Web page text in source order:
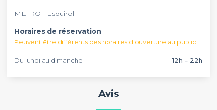
METRO - Esquirol
Horaires de réservation
Peuvent être différents des horaires d'ouverture au public
Du lundi au dimanche 12h – 22h
Avis